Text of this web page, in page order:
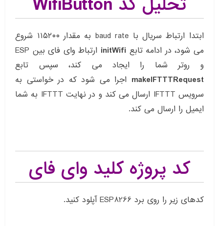
ابتدا ارتباط سریال با baud rate به مقدار ۱۱۵۲۰۰ شروع
می شود، در ادامه تابع initWifi
ارتباط وای فای بین ESP
و روتر شما را ایجاد می کند، سپس تابع
makeIFTTTRequest اجرا می شود که در خواستی به
سرویس IFTTT ارسال می کند و در نهایت IFTTT به شما
ایمیل را ارسال می کند.
کد پروژه کلید وای فای
کدهای زیر را روی برد ESP8266 آپلود کنید.